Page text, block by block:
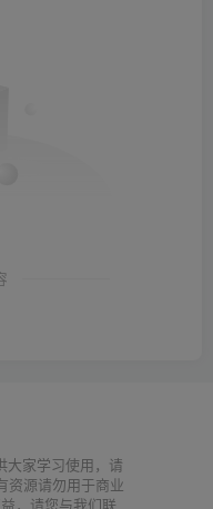
大家学习使用，请
资源请勿用于商业
，请您与我们联